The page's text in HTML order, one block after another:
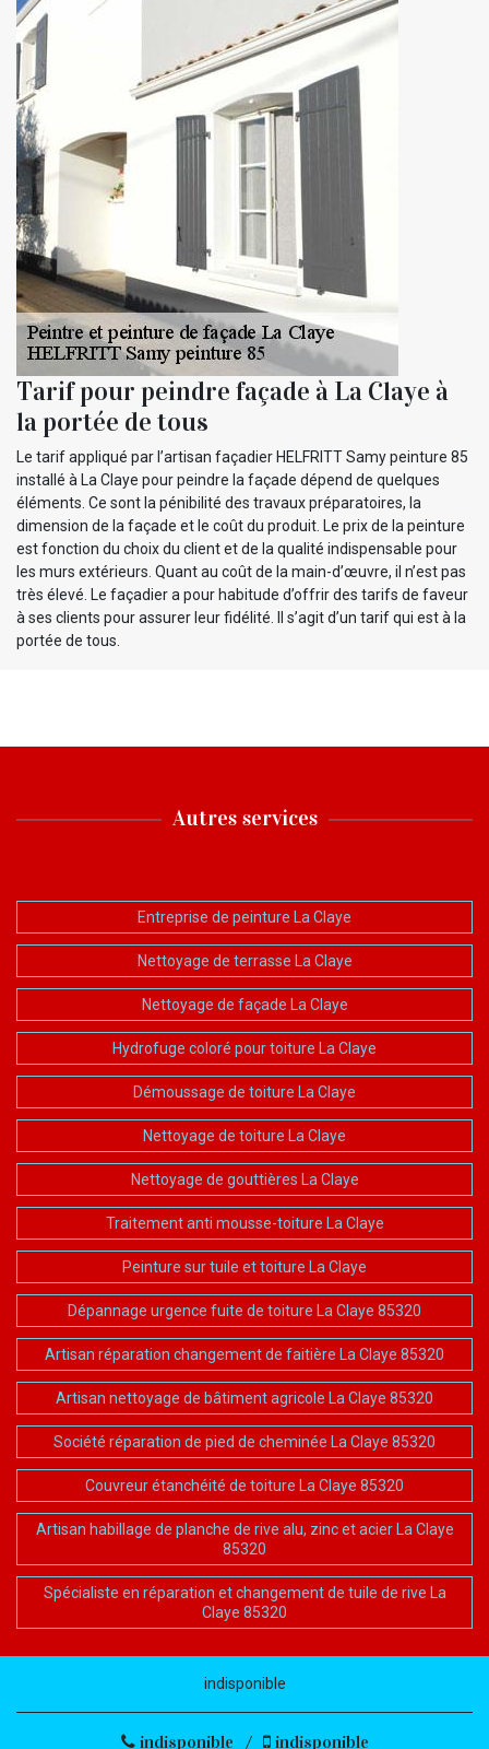
Tarif pour peindre façade à La Claye à
la portée de tous
Le tarif appliqué par l’artisan façadier HELFRITT Samy peinture 85
installé à La Claye pour peindre la façade dépend de quelques
éléments. Ce sont la pénibilité des travaux préparatoires, la
dimension de la façade et le coût du produit. Le prix de la peinture
est fonction du choix du client et de la qualité indispensable pour
les murs extérieurs. Quant au coût de la main-d’œuvre, il n’est pas
très élevé. Le façadier a pour habitude d’offrir des tarifs de faveur
à ses clients pour assurer leur fidélité. Il s’agit d’un tarif qui est à la
portée de tous.
Autres services
Entreprise de peinture La Claye
Nettoyage de terrasse La Claye
Nettoyage de façade La Claye
Hydrofuge coloré pour toiture La Claye
Démoussage de toiture La Claye
Nettoyage de toiture La Claye
Nettoyage de gouttières La Claye
Traitement anti mousse-toiture La Claye
Peinture sur tuile et toiture La Claye
Dépannage urgence fuite de toiture La Claye 85320
Artisan réparation changement de faitière La Claye 85320
Artisan nettoyage de bâtiment agricole La Claye 85320
Société réparation de pied de cheminée La Claye 85320
Couvreur étanchéité de toiture La Claye 85320
Artisan habillage de planche de rive alu, zinc et acier La Claye
85320
Spécialiste en réparation et changement de tuile de rive La
Claye 85320
indisponible
indisponible / indisponible